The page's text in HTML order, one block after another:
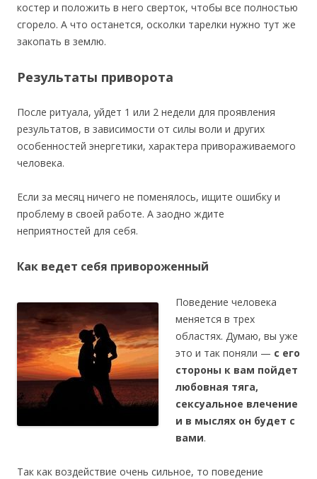
костер и положить в него сверток, чтобы все полностью
сгорело. А что останется, осколки тарелки нужно тут же
закопать в землю.
Результаты приворота
После ритуала, уйдет 1 или 2 недели для проявления
результатов, в зависимости от силы воли и других
особенностей энергетики, характера привораживаемого
человека.
Если за месяц ничего не поменялось, ищите ошибку и
проблему в своей работе. А заодно ждите
неприятностей для себя.
Как ведет себя привороженный
Поведение человека
меняется в трех
областях. Думаю, вы уже
это и так поняли — с его
стороны к вам пойдет
любовная тяга,
сексуальное влечение
и в мыслях он будет с
вами.
Так как воздействие очень сильное, то поведение